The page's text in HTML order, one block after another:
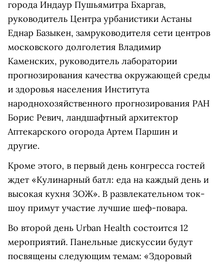
города Индаур Пушьямитра Бхаргав,
руководитель Центра урбанистики Астаны
Еднар Базыкен, замруководителя сети центров
московского долголетия Владимир
Каменских, руководитель лаборатории
прогнозирования качества окружающей среды
и здоровья населения Института
народнохозяйственного прогнозирования РАН
Борис Ревич, ландшафтный архитектор
Аптекарского огорода Артем Паршин и
другие.
Кроме этого, в первый день конгресса гостей
ждет «Кулинарный батл: еда на каждый день и
высокая кухня ЗОЖ». В развлекательном ток-
шоу примут участие лучшие шеф-повара.
Во второй день Urban Health состоится 12
мероприятий. Панельные дискуссии будут
посвящены следующим темам: «Здоровый